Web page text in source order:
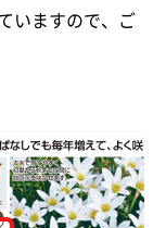
いますので、ご